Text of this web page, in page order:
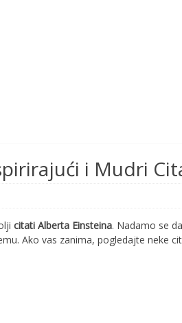
i Mudri
citati Alberta Einsteina. Nadamo se
Ako vas zanima, pogledajte neke